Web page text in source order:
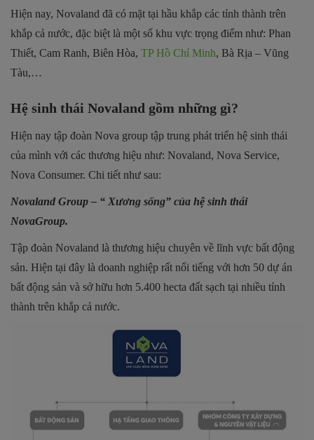
Hiện nay, Novaland đã có mặt tại hầu khắp các tỉnh thành trên
khắp cả nước, đặc biệt là một số khu vực trọng điểm như: Phan
Thiết, Cam Ranh, Biên Hòa, TP Hồ Chí Minh, Bà Rịa – Vũng
Tàu,…
Hệ sinh thái Novaland gồm những gì?
Hiện nay tập đoàn Nova group tập trung phát triển hệ sinh thái
của mình với các thương hiệu như: Novaland, Nova Service,
Nova Consumer. Chi tiết như sau:
Novaland Group – “ Xương sống” của hệ sinh thái
NovaGroup.
Tập đoàn Novaland là thương hiệu chuyên về lĩnh vực bất động
sản. Hiện tại đây là doanh nghiệp rất nổi tiếng với hơn 50 dự án
bất động sản và sở hữu hơn 5.400 hecta đất sạch tại nhiều tỉnh
thành trên khắp cả nước.